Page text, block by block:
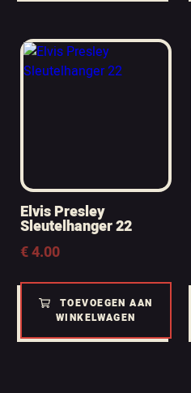
Elvis Presley
Sleutelhanger 22
€4.00
TOEVOEGEN AAN
WINKELWAGEN